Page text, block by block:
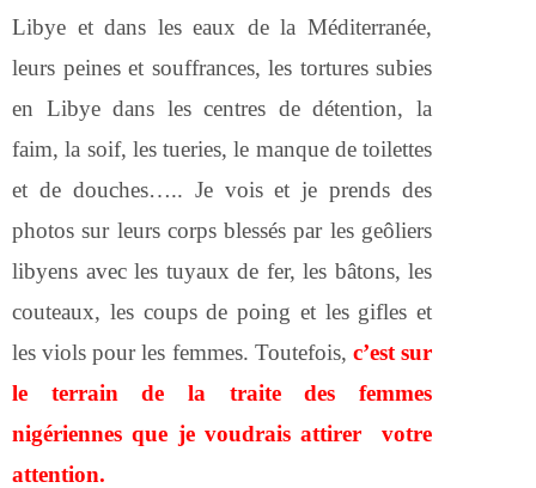
Libye et dans les eaux de la Méditerranée,
leurs peines et souffrances, les tortures subies
en Libye dans les centres de détention, la
faim, la soif, les tueries, le manque de toilettes
et de douches….. Je vois et je prends des
photos sur leurs corps blessés par les geôliers
libyens avec les tuyaux de fer, les bâtons, les
couteaux, les coups de poing et les gifles et
les viols pour les femmes. Toutefois, c’est sur
le terrain de la traite des femmes
nigériennes que je voudrais attirer votre
attention.